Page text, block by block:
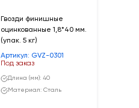
Гвозди финишные
оцинкованные 1,8*40 мм.
(упак. 5 кг)
Артикул: GVZ-0301
Под заказ
Длина (мм): 40
Материал: Сталь